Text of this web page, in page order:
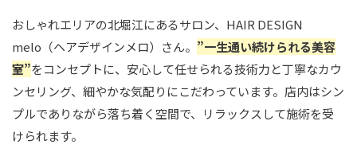
おしゃれエリアの北堀江にあるサロン、HAIR DESIGN
melo（ヘアデザインメロ）さん。 ”一生通い続けられる美容
室”をコンセプトに、安心して任せられる技術力と丁寧なカウ
ンセリング、細やかな気配りにこだわっています。店内はシン
プルでありながら落ち着く空間で、リラックスして施術を受
けられます。